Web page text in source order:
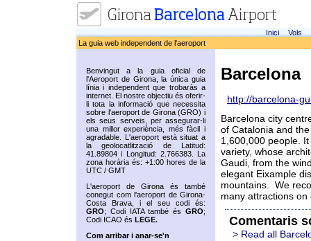
Inici
Vols
La guia web independent de l'aeroport
Benvingut a la guia oficial de
l'Aeroport de Girona, la única guia
línia i independent que trobaràs a
internet. El nostre objectiu és oferir-
li tota la informació que necessita
sobre l'aeroport de Girona (GRO) i
els seus serveis, per assegurar-li
una millor experiència, més fàcil i
agradable. L'aeroport està situat a
la geolocatlització de Latitud:
41.89804 i Longitud: 2.766383. La
zona horària és: +1:00 hores de la
UTC / GMT
L'aeroport de Girona és també
conegut com l'aeroport de Girona-
Costa Brava, i el seu codi és:
GRO; Codi IATA també és GRO;
Codi ICAO és LEGE.
Com arribar i anar-se'n
Barcelona
http://barcelona-
Barcelona city
of Catalonia and
1,600,000 people.
variety, whose
Gaudi, from the
elegant Eixample
mountains. We
many attractions on
Comentaris
> Read all